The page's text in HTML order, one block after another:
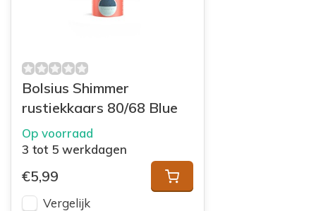
Bolsius Shimmer
rustiekkaars 80/68 Blue
Op voorraad
3 tot 5 werkdagen
€5,99
Vergelijk